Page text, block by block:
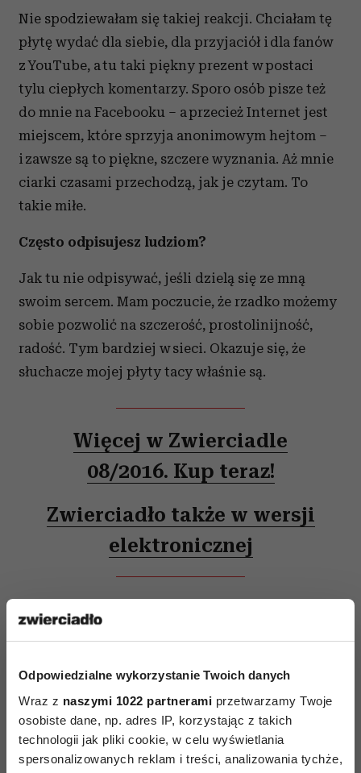
Odpowiedzialne wykorzystanie Twoich danych
Wraz z naszymi 1022 partnerami przetwarzamy Twoje
osobiste dane, np. adres IP, korzystając z takich
technologii jak pliki cookie, w celu wyświetlania
spersonalizowanych reklam i treści, analizowania tychże,
Nie spodziewałam się takiej reakcji. Chciałam tę
płytę wydać dla siebie, dla przyjaciół i dla fanów
z YouTube, a tu taki piękny prezent w postaci
tylu ciepłych komentarzy. Sporo osób pisze też
do mnie na Facebooku – a przecież Internet jest
miejscem, które sprzyja anonimowym hejtom –
i zawsze są to piękne, szczere wyznania. Aż mnie
ciarki czasami przechodzą, jak je czytam. To
takie miłe.
Często odpisujesz ludziom?
Jak tu nie odpisywać, jeśli dzielą się ze mną
swoim sercem. Mam poczucie, że rzadko możemy
sobie pozwolić na szczerość, prostolinijność,
radość. Tym bardziej w sieci. Okazuje się, że
słuchacze mojej płyty tacy właśnie są.
Więcej w Zwierciadle
08/2016. Kup teraz!
Zwierciadło także w wersji
elektronicznej
AUTOPROMOCJA